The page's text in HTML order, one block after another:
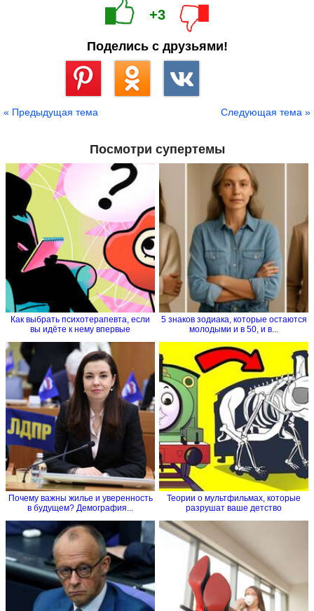
+3
Поделись с друзьями!
« Предыдущая тема Следующая тема »
Посмотри супертемы
Как выбрать психотерапевта, если
вы идёте к нему впервые
5 знаков зодиака, которые остаются
молодыми и в 50, и в...
Почему важны жилье и уверенность
в будущем? Демография...
Теории о мультфильмах, которые
разрушат ваше детство